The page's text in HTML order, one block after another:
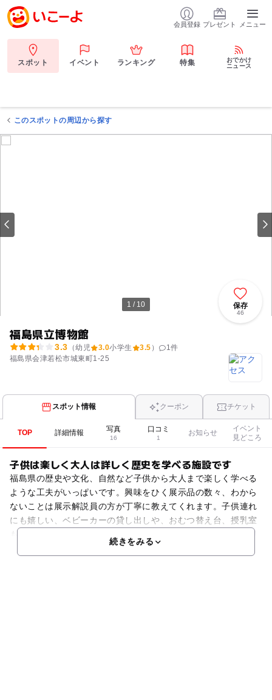
会員登録 プレゼント メニュー
スポット イベント ランキング 特集
おでかけ
ニュース
このスポットの周辺から探す
1 / 10
福島県立博物館
3.3 （幼児 3.0小学生 3.5 ） 1件
福島県会津若松市城東町1-25
保存
46
スポット情報 クーポン チケット
TOP 詳細情報 写真
16
口コミ
1
お知らせ
イベント
見どころ
子供は楽しく大人は詳しく歴史を学べる施設です
福島県の歴史や文化、自然など子供から大人まで楽しく学べる
ような工夫がいっぱいです。興味をひく展示品の数々、わから
ないことは展示解説員の方が丁寧に教えてくれます。子供連れ
にも嬉しい、ベビーカーの貸し出しや、おむつ替え台、授乳室
続きをみる